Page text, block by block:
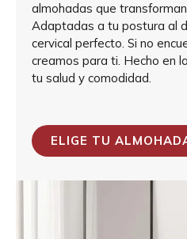
almohadas que
Adaptadas a tu postura al
cervical perfecto. Si no
creamos para ti. Hecho en
tu salud y comodidad.
ELIGE TU